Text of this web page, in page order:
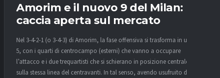
Amorim e il nuovo 9 del Milan:
caccia aperta sul mercato
Nel 3-4-2-1 (o 3-4-3) di Amorim, la fase offensiva si trasforma in un 2-3-
5, con i quarti di centrocampo (esterni) che vanno a occupare
l’attacco e i due trequartisti che si schierano in posizione centrale,
sulla stessa linea del centravanti. In tal senso, avendo usufruito delle